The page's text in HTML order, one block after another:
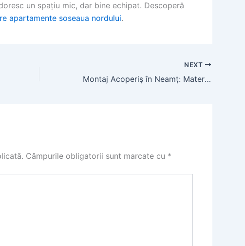
un spațiu mic, dar bine echipat. Descoperă
apartamente soseaua nordului.
NEXT
Montaj Acoperiș în Neamț: Materiale și Servicii Specializate
Câmpurile obligatorii sunt marcate cu *